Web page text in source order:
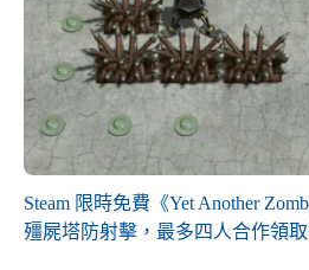
Steam 限時免費《Yet Another
殭屍塔防射擊，最多四人合作領